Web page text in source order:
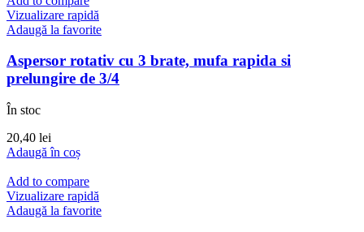
Vizualizare rapidă
Adaugă la favorite
Aspersor rotativ cu 3 brate, mufa rapida si
prelungire de 3/4
În stoc
20,40 lei
Adaugă în coș
Add to compare
Vizualizare rapidă
Adaugă la favorite